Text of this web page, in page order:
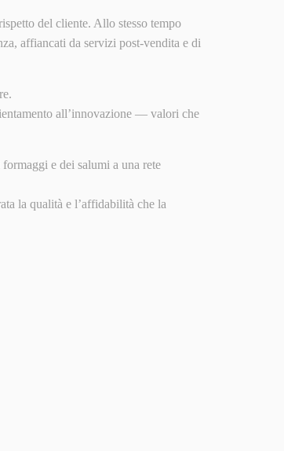
del cliente. Allo stesso tempo
affiancati da servizi post-vendita e di
all’innovazione — valori che
e dei salumi a una rete
la qualità e l’affidabilità che la